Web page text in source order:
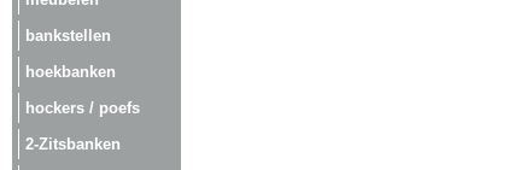
bankstellen
hoekbanken
hockers / poefs
2-Zitsbanken